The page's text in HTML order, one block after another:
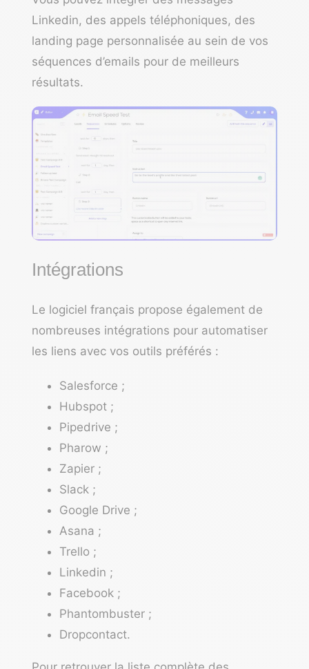
Linkedin, des appels téléphoniques, des
landing page personnalisée au sein de vos
séquences d’emails pour de meilleurs
résultats.
Intégrations
Le logiciel français propose également de
nombreuses intégrations pour automatiser
les liens avec vos outils préférés :
Salesforce ;
Hubspot ;
Pipedrive ;
Pharow ;
Zapier ;
Slack ;
Google Drive ;
Asana ;
Trello ;
Linkedin ;
Facebook ;
Phantombuster ;
Dropcontact.